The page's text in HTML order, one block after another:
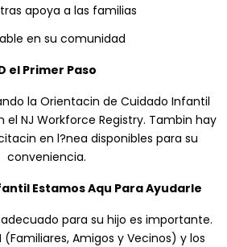
apoya a las familias
en su comunidad
el Primer Paso
la Orientacin de Cuidado Infantil
el NJ Workforce Registry. Tambin hay
en l?nea disponibles para su
conveniencia.
Estamos Aqu Para Ayudarle
para su hijo es importante.
(Familiares, Amigos y Vecinos) y los